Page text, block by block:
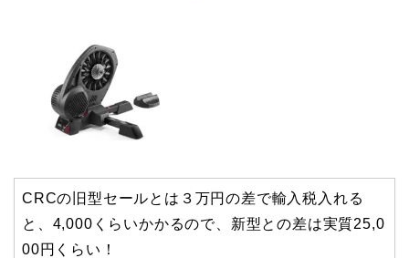
CRCの旧型セールとは３万円の差で輸入税入れる
と、4,000くらいかかるので、新型との差は実質25,0
00円くらい！